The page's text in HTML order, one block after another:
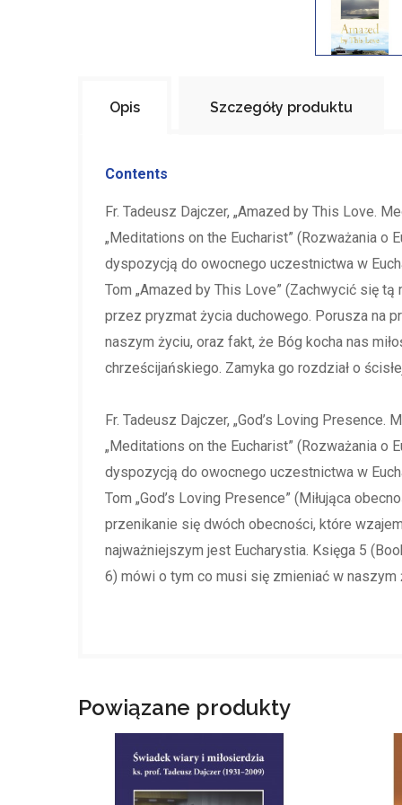
Opis Szczegóły produktu
Contents
Fr. Tadeusz Dajczer, „Amazed by This Love.
„Meditations on the Eucharist” (Rozważania
dyspozycją do owocnego uczestnictwa w
Tom „Amazed by This Love” (Zachwycić się
przez pryzmat życia duchowego. Porusza na
naszym życiu, oraz fakt, że Bóg kocha nas
chrześcijańskiego. Zamyka go rozdział o
Fr. Tadeusz Dajczer, „God’s Loving Presence.
„Meditations on the Eucharist” (Rozważania
dyspozycją do owocnego uczestnictwa w
Tom „God’s Loving Presence” (Miłująca
przenikanie się dwóch obecności, które
najważniejszym jest Eucharystia. Księga 5
6) mówi o tym co musi się zmieniać w
Powiązane produkty